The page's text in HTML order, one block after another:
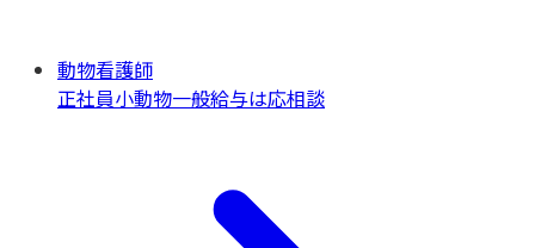
動物看護師
正社員小動物一般給与は応相談